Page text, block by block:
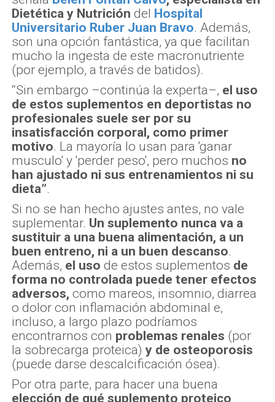
Dietética y Nutrición del Hospital
Universitario Ruber Juan Bravo. Además,
son una opción fantástica, ya que facilitan
mucho la ingesta de este macronutriente
(por ejemplo, a través de batidos).
“Sin embargo –continúa la experta–, el uso
de estos suplementos en deportistas no
profesionales suele ser por su
insatisfacción corporal, como primer
motivo. La mayoría lo usan para 'ganar
musculo' y 'perder peso', pero muchos no
han ajustado ni sus entrenamientos ni su
dieta”.
Si no se han hecho ajustes antes, no vale
suplementar. Un suplemento nunca va a
sustituir a una buena alimentación, a un
buen entreno, ni a un buen descanso.
Además, el uso de estos suplementos de
forma no controlada puede tener efectos
adversos, como mareos, insomnio, diarrea
o dolor con inflamación abdominal e,
incluso, a largo plazo podríamos
encontrarnos con problemas renales (por
la sobrecarga proteica) y de osteoporosis
(puede darse descalcificación ósea).
Por otra parte, para hacer una buena
elección de qué suplemento proteico